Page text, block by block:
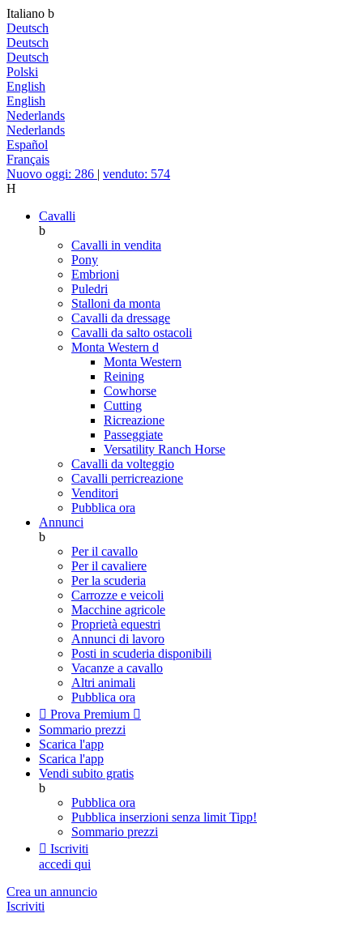
Italiano b
Deutsch
Deutsch
Deutsch
Polski
English
English
Nederlands
Nederlands
Español
Français
Nuovo oggi: 286 | venduto: 574
H
Cavalli
b
Cavalli in vendita
Pony
Embrioni
Puledri
Stalloni da monta
Cavalli da dressage
Cavalli da salto ostacoli
Monta Western d
Monta Western
Reining
Cowhorse
Cutting
Ricreazione
Passeggiate
Versatility Ranch Horse
Cavalli da volteggio
Cavalli perricreazione
Venditori
Pubblica ora
Annunci
b
Per il cavallo
Per il cavaliere
Per la scuderia
Carrozze e veicoli
Macchine agricole
Proprietà equestri
Annunci di lavoro
Posti in scuderia disponibili
Vacanze a cavallo
Altri animali
Pubblica ora
 Prova Premium 
Sommario prezzi
Scarica l'app
Scarica l'app
Vendi subito gratis
b
Pubblica ora
Pubblica inserzioni senza limit Tipp!
Sommario prezzi
 Iscriviti
accedi qui
Crea un annuncio
Iscriviti